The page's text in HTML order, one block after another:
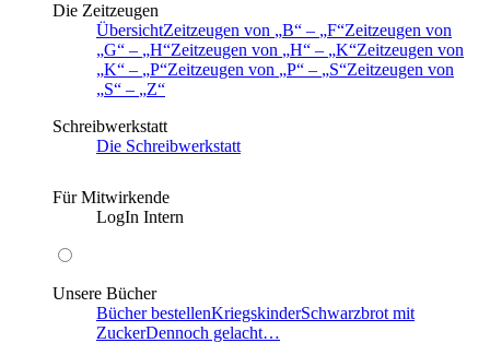
Die Zeitzeugen
ÜbersichtZeitzeugen von B – F Zeitzeugen von
G
– H Zeitzeugen von H – K Zeitzeugen von
K
– P Zeitzeugen von P – S Zeitzeugen von
S
–
Z
Schreibwerkstatt
Die Schreibwerkstatt
Für Mitwirkende
LogIn Intern
Unsere Bücher
Bücher bestellenKriegskinderSchwarzbrot mit
ZuckerDennoch gelacht…